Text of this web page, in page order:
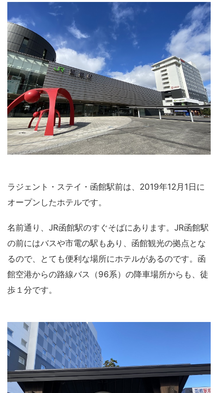
ラジェント・ステイ・函館駅前は、2019年12月1日に
オープンしたホテルです。
名前通り、JR函館駅のすぐそばにあります。JR函館駅
の前にはバスや市電の駅もあり、函館観光の拠点とな
るので、とても便利な場所にホテルがあるのです。函
館空港からの路線バス（96系）の降車場所からも、徒
歩１分です。